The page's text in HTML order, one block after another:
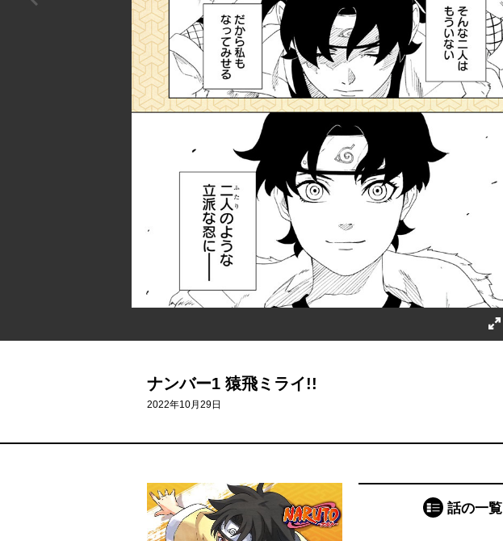
ナンバー1 猿飛ミライ!!
2022年10月29日
話の一覧